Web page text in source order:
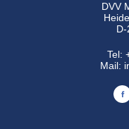
DVV
Tel:
Mail: